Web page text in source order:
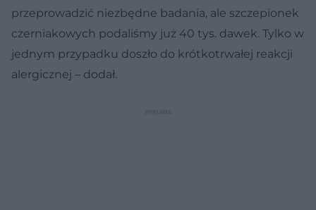
przeprowadzić niezbędne badania, ale szczepionek
czerniakowych podaliśmy już 40 tys. dawek. Tylko w
jednym przypadku doszło do krótkotrwałej reakcji
alergicznej – dodał.